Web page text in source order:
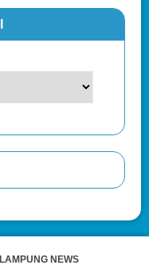
NEWS